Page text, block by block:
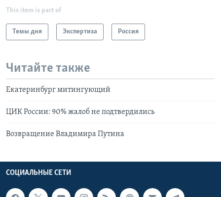
This item is part of
Темы дня Экспертиза Россия
Читайте также
Екатеринбург митингующий
ЦИК России: 90% жалоб не подтвердились
Возвращение Владимира Путина
СОЦИАЛЬНЫЕ СЕТИ